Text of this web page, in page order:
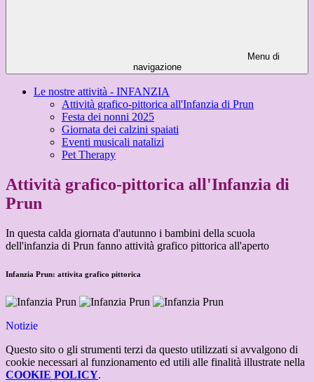
Menu di
navigazione
Le nostre attività - INFANZIA
Attività grafico-pittorica all'Infanzia di Prun
Festa dei nonni 2025
Giornata dei calzini spaiati
Eventi musicali natalizi
Pet Therapy
Attività grafico-pittorica all'Infanzia di
Prun
In questa calda giornata d'autunno i bambini della scuola
dell'infanzia di Prun fanno attività grafico pittorica all'aperto
Infanzia Prun: attivita grafico pittorica
Notizie
Questo sito o gli strumenti terzi da questo utilizzati si avvalgono di
cookie necessari al funzionamento ed utili alle finalità illustrate nella
COOKIE POLICY.